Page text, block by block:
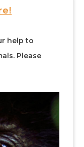
help to
Please